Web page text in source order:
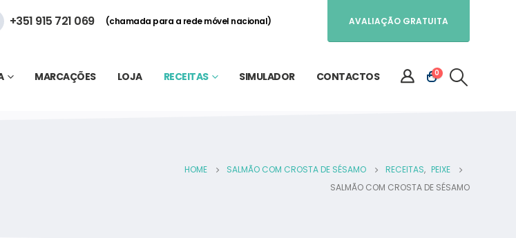
+351 915 721 069 (chamada para a rede móvel nacional) AVALIAÇÃO GRATUITA
MARCAÇÕES LOJA RECEITAS SIMULADOR CONTACTOS 0
HOME SALMÃO COM CROSTA DE SÉSAMO RECEITAS, PEIXE
SALMÃO COM CROSTA DE SÉSAMO